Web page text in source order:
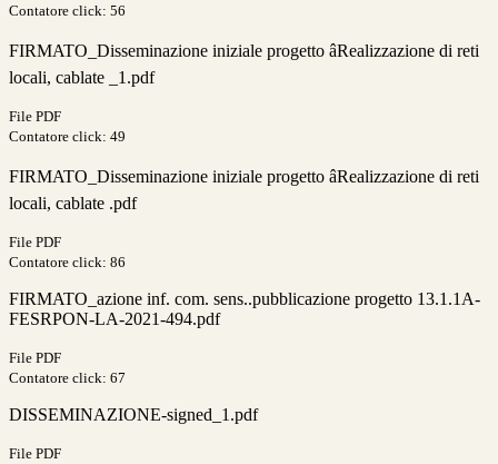
Contatore click: 56
FIRMATO_Disseminazione iniziale progetto âRealizzazione di reti
locali, cablate _1.pdf
File PDF
Contatore click: 49
FIRMATO_Disseminazione iniziale progetto âRealizzazione di reti
locali, cablate .pdf
File PDF
Contatore click: 86
FIRMATO_azione inf. com. sens..pubblicazione progetto 13.1.1A-
FESRPON-LA-2021-494.pdf
File PDF
Contatore click: 67
DISSEMINAZIONE-signed_1.pdf
File PDF